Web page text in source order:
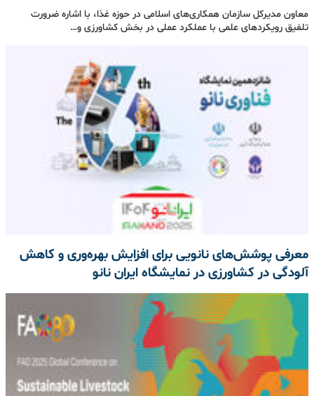
معاون مدیرکل سازمان همکاری‌های اسلامی در حوزه غذا، با اشاره ضرورت
تلفیق رویکردهای علمی با عملکرد عملی در بخش کشاورزی و…
معرفی پوشش‌های نانویی برای افزایش بهره‌وری و کاهش
آلودگی در کشاورزی در نمایشگاه ایران نانو